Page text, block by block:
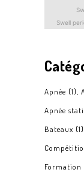
Apnée (1)
Apnée
Bateaux (1)
Formation